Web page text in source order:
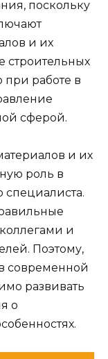
поскольку
и их
строительных
при работе в
сферой.
и их
роль в
специалиста.
и
Поэтому,
современной
развивать
о